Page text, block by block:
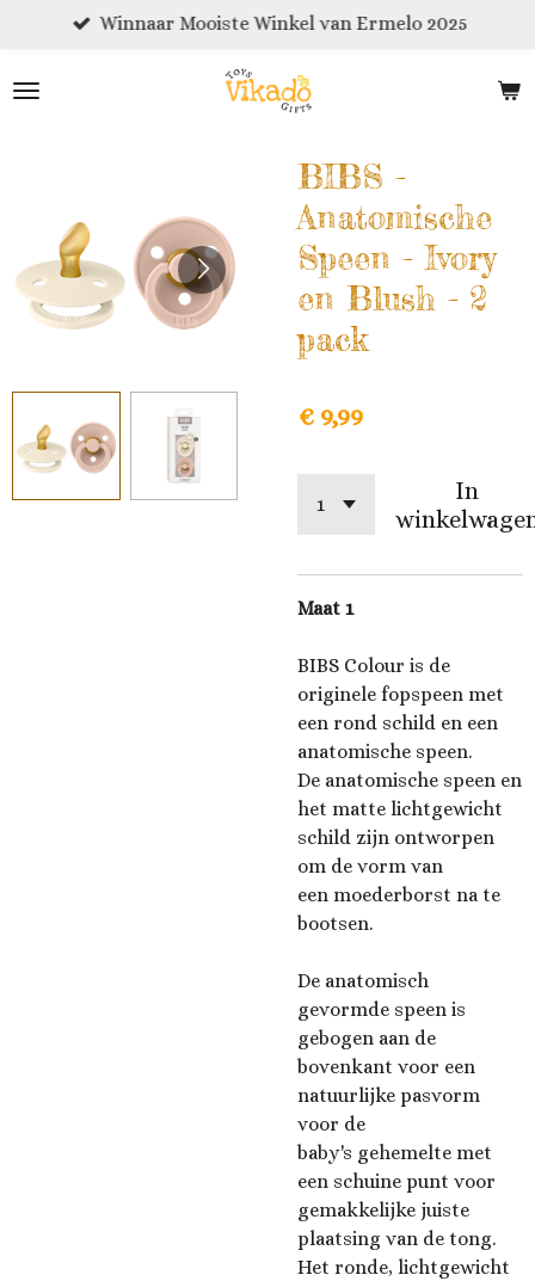
naar
Winnaar Mooiste Winkel van Ermelo 2025
BIBS -
Anatomische
Speen - Ivory
en Blush - 2
pack
€ 9,99
In
Maat 1
BIBS Colour is de
originele fopspeen met
een rond schild en een
anatomische speen.
De anatomische speen en
het matte lichtgewicht
schild zijn ontworpen
om de vorm van
een moederborst na te
bootsen.
De anatomisch
gevormde speen is
gebogen aan de
bovenkant voor een
natuurlijke pasvorm
voor de
baby's gehemelte met
een schuine punt voor
gemakkelijke juiste
plaatsing van de tong.
Het ronde, lichtgewicht